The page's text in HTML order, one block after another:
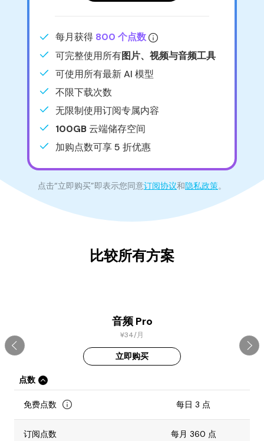
每月获得 800 个点数
可完整使用所有图片、视频与音频工具
可使用所有最新 AI 模型
不限下载次数
无限制使用订阅专属内容
100GB云端储存空间
加购点数可享 5 折优惠
点击“立即购买”即表示您同意订阅协议和隐私政策。
比较所有方案
音频 Pro
¥34/月
立即购买
点数
免费点数 每日 3 点
订阅点数 每月 360 点